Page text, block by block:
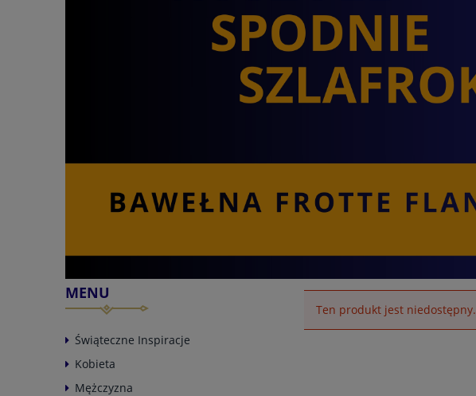
MENU
Świąteczne Inspiracje
Kobieta
Mężczyzna
Ten produkt jest niedostępny.